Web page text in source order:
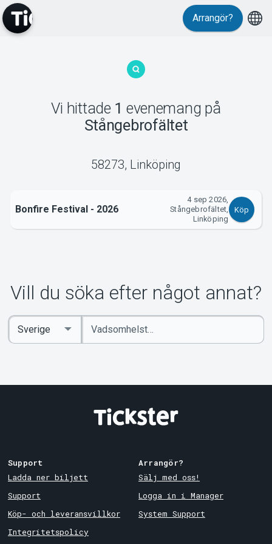
MyTickster
Support
Om Tickster
Arrangör?
Vi hittade 1 evenemang på
Stångebrofältet
58273, Linköping
Bonfire Festival - 2026
4 sep 2026,
Stångebrofältet,
Linköping
Köp
Vill du söka efter något annat?
Ange
sökord
Select
Country
Support
Ladda ner biljett
Support
Köp- och leveransvillkor
Integritetspolicy
Arrangör?
Sälj med oss!
Logga in i Manager
System Support